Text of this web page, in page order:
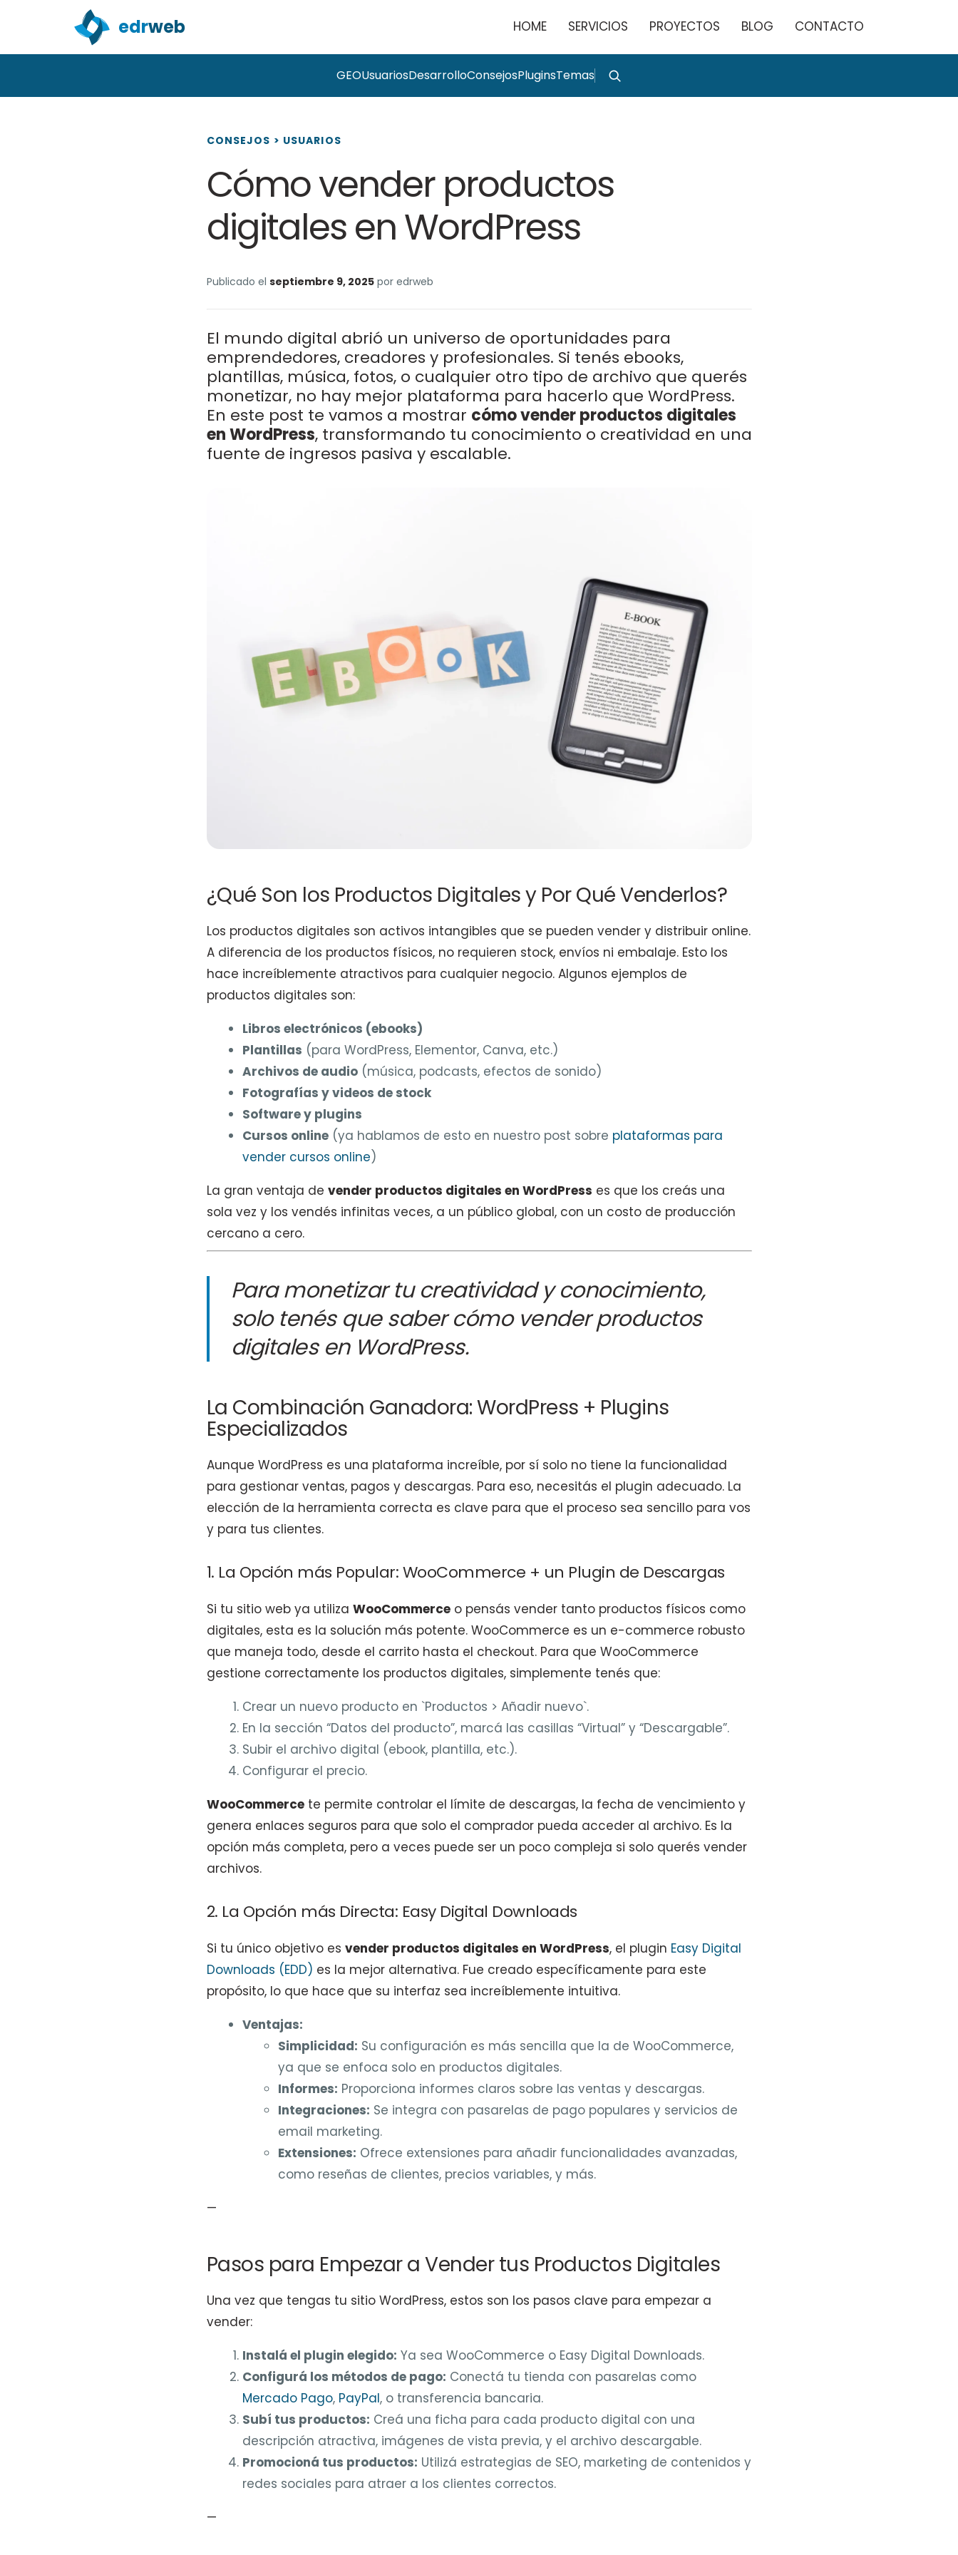
edrweb HOME SERVICIOS PROYECTOS BLOG CONTACTO
GEOUsuariosDesarrolloConsejosPluginsTemas
CONSEJOS > USUARIOS
Cómo vender productos
digitales en WordPress
Publicado el septiembre 9, 2025por edrweb
El mundo digital abrió un universo de oportunidades para
emprendedores, creadores y profesionales. Si tenés ebooks,
plantillas, música, fotos, o cualquier otro tipo de archivo que querés
monetizar, no hay mejor plataforma para hacerlo que WordPress.
En este post te vamos a mostrar cómo vender productos digitales
en WordPress, transformando tu conocimiento o creatividad en una
fuente de ingresos pasiva y escalable.
¿Qué Son los Productos Digitales y Por Qué Venderlos?
Los productos digitales son activos intangibles que se pueden vender y distribuir online.
A diferencia de los productos físicos, no requieren stock, envíos ni embalaje. Esto los
hace increíblemente atractivos para cualquier negocio. Algunos ejemplos de
productos digitales son:
Libros electrónicos (ebooks)
Plantillas (para WordPress, Elementor, Canva, etc.)
Archivos de audio(música, podcasts, efectos de sonido)
Fotografías y videos de stock
Software y plugins
Cursos online(ya hablamos de esto en nuestro post sobre plataformas para
vender cursos online)
La gran ventaja de vender productos digitales en WordPress es que los creás una
sola vez y los vendés infinitas veces, a un público global, con un costo de producción
cercano a cero.
Para monetizar tu creatividad y conocimiento,
solo tenés que saber cómo vender productos
digitales en WordPress.
La Combinación Ganadora: WordPress + Plugins
Especializados
Aunque WordPress es una plataforma increíble, por sí solo no tiene la funcionalidad
para gestionar ventas, pagos y descargas. Para eso, necesitás el plugin adecuado. La
elección de la herramienta correcta es clave para que el proceso sea sencillo para vos
y para tus clientes.
1. La Opción más Popular: WooCommerce + un Plugin de Descargas
Si tu sitio web ya utiliza WooCommerceo pensás vender tanto productos físicos como
digitales, esta es la solución más potente. WooCommerce es un e-commerce robusto
que maneja todo, desde el carrito hasta el checkout. Para que WooCommerce
gestione correctamente los productos digitales, simplemente tenés que:
Crear un nuevo producto en `Productos > Añadir nuevo`.
En la sección “Datos del producto”, marcá las casillas “Virtual” y “Descargable”.
Subir el archivo digital (ebook, plantilla, etc.).
Configurar el precio.
WooCommercete permite controlar el límite de descargas, la fecha de vencimiento y
genera enlaces seguros para que solo el comprador pueda acceder al archivo. Es la
opción más completa, pero a veces puede ser un poco compleja si solo querés vender
archivos.
2. La Opción más Directa: Easy Digital Downloads
Si tu único objetivo es vender productos digitales en WordPress, el plugin Easy Digital
Downloads (EDD) es la mejor alternativa. Fue creado específicamente para este
propósito, lo que hace que su interfaz sea increíblemente intuitiva.
Ventajas:
Simplicidad: Su configuración es más sencilla que la de WooCommerce,
ya que se enfoca solo en productos digitales.
Informes: Proporciona informes claros sobre las ventas y descargas.
Integraciones: Se integra con pasarelas de pago populares y servicios de
email marketing.
Extensiones: Ofrece extensiones para añadir funcionalidades avanzadas,
como reseñas de clientes, precios variables, y más.
—
Pasos para Empezar a Vender tus Productos Digitales
Una vez que tengas tu sitio WordPress, estos son los pasos clave para empezar a
vender:
Instalá el plugin elegido: Ya sea WooCommerce o Easy Digital Downloads.
Configurá los métodos de pago: Conectá tu tienda con pasarelas como
Mercado Pago, PayPal, o transferencia bancaria.
Subí tus productos: Creá una ficha para cada producto digital con una
descripción atractiva, imágenes de vista previa, y el archivo descargable.
Promocioná tus productos: Utilizá estrategias de SEO, marketing de contenidos y
redes sociales para atraer a los clientes correctos.
—